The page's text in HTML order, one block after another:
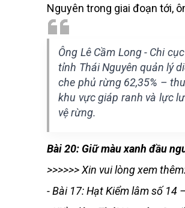
Nguyên trong giai đoạn tới,
Ông Lê Cầm Long - Chi
tỉnh Thái Nguyên quản lý
che phủ rừng 62,35% –
khu vực giáp ranh và lực
vệ rừng.
Bài 20: Giữ màu xanh đầu
>>>>>> Xin vui lòng xem
-Bài 17: Hạt Kiểm lâm số 14